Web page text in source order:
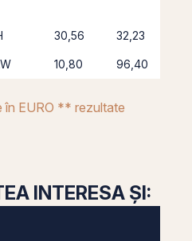
30,56 32,23
10,80 96,40
în EURO ** rezultate
INTERESA ȘI: